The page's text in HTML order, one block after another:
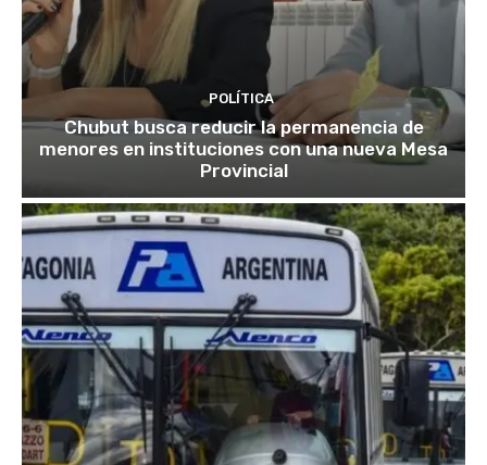
POLÍTICA
Chubut busca reducir la permanencia de
menores en instituciones con una nueva Mesa
Provincial